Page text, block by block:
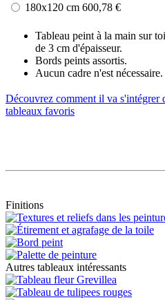
180x120 cm 600,78 €
Tableau peint à la main sur
de 3 cm d'épaisseur.
Bords peints assortis.
Aucun cadre n'est
Découvrez comment il va s'intégrer
tableaux favoris
Finitions
Autres tableaux intéressants